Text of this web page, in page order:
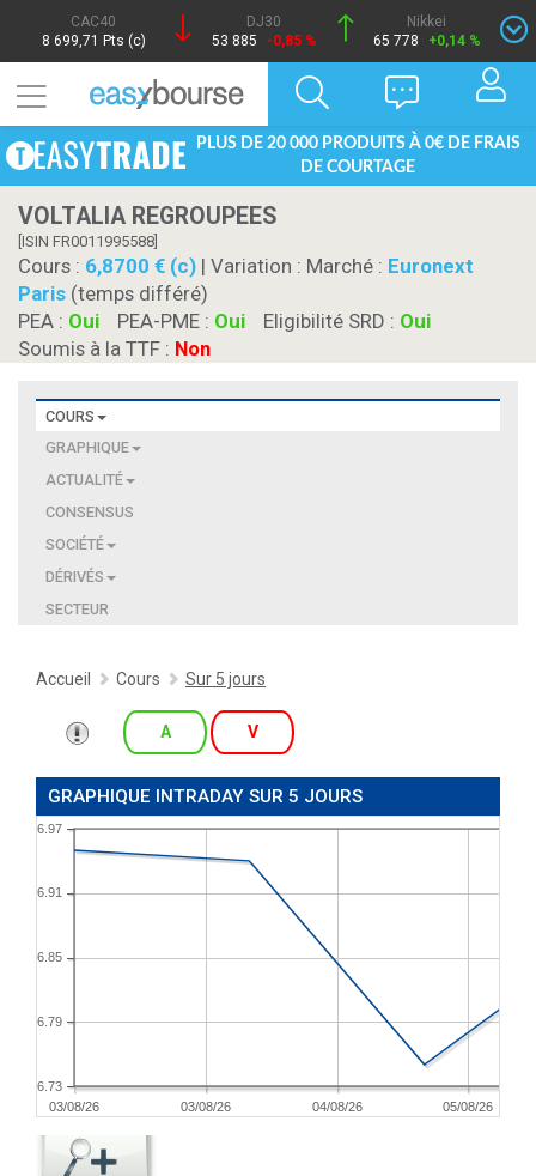
CAC40
8 699,71 Pts (c)
DJ30
53 885
-0,85 %
Nikkei
65 778
+0,14 %
PLUS DE 20 000 PRODUITS À 0€ DE FRAIS
DE COURTAGE
VOLTALIA REGROUPEES
[ISIN FR0011995588]
Cours : 6,8700 € (c) | Variation : Marché : Euronext
Paris (temps différé)
PEA : Oui PEA-PME : Oui Eligibilité SRD : Oui
Soumis à la TTF : Non
COURS
GRAPHIQUE
ACTUALITÉ
CONSENSUS
SOCIÉTÉ
DÉRIVÉS
SECTEUR
Accueil Cours Sur 5 jours
A V
GRAPHIQUE INTRADAY SUR 5 JOURS
03/08/26 03/08/26 04/08/26 05/08/26
6.73
6.79
6.85
6.91
6.97